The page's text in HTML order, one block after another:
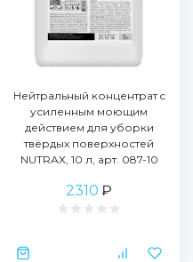
Нейтральный концентрат c
усиленным моющим
действием для уборки
твёрдых поверхностей
NUTRAX, 10 л, арт. 087-10
2310 ₽